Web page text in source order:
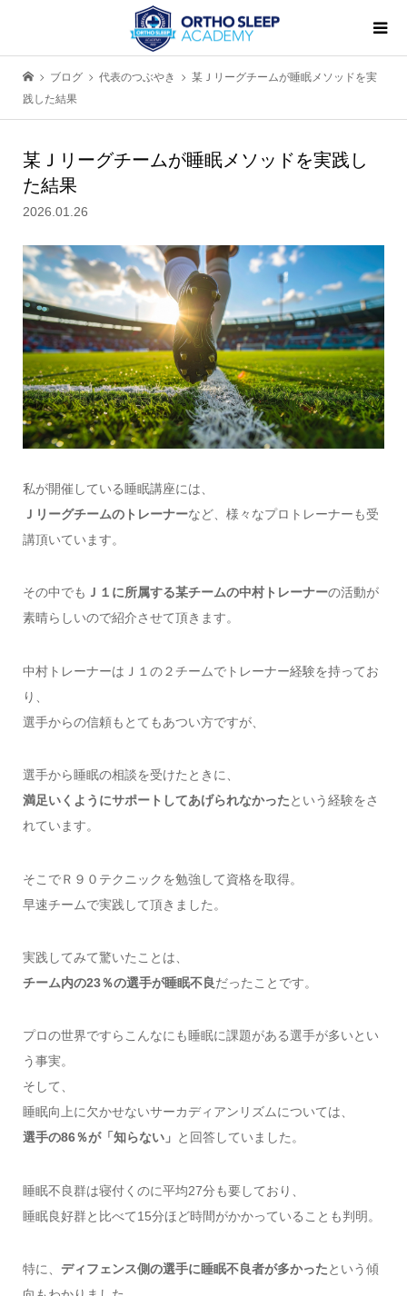
ブログ 代表のつぶやき
某Ｊリーグチームが睡眠メソッドを実
践した結果
某Ｊリーグチームが睡眠メソッドを実践し
た結果
2026.01.26
私が開催している睡眠講座には、
Ｊリーグチームのトレーナーなど、様々なプロトレーナーも受
講頂いています。
その中でも Ｊ１に所属する某チームの中村トレーナーの活動が
素晴らしいので紹介させて頂きます。
中村トレーナーはＪ１の２チームでトレーナー経験を持ってお
り、
選手からの信頼もとてもあつい方ですが、
選手から睡眠の相談を受けたときに、
満足いくようにサポートしてあげられなかったという経験をさ
れています。
そこでＲ９０テクニックを勉強して資格を取得。
早速チームで実践して頂きました。
実践してみて驚いたことは、
チーム内の23％の選手が睡眠不良だったことです。
プロの世界ですらこんなにも睡眠に課題がある選手が多いとい
う事実。
そして、
睡眠向上に欠かせないサーカディアンリズムについては、
選手の86％が「知らない」 と回答していました。
睡眠不良群は寝付くのに平均27分も要しており、
睡眠良好群と比べて15分ほど時間がかかっていることも判明。
特に、 ディフェンス側の選手に睡眠不良者が多かったという傾